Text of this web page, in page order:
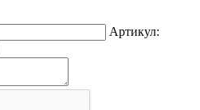
Артикул: